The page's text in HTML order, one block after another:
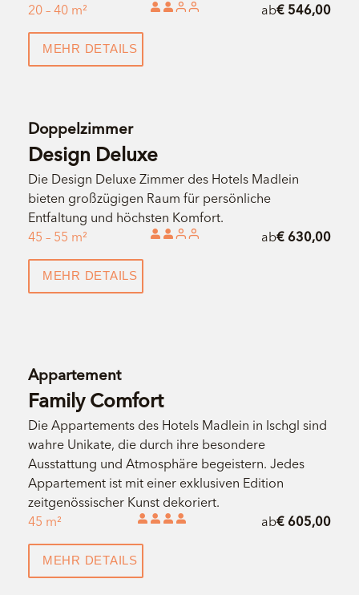
20 – 40 m²
ab€ 546,00
MEHR DETAILS
Doppelzimmer
Design Deluxe
Die Design Deluxe Zimmer des Hotels Madlein
bieten großzügigen Raum für persönliche
Entfaltung und höchsten Komfort.
45 – 55 m²
ab€ 630,00
MEHR DETAILS
Appartement
Family Comfort
Die Appartements des Hotels Madlein in Ischgl sind
wahre Unikate, die durch ihre besondere
Ausstattung und Atmosphäre begeistern. Jedes
Appartement ist mit einer exklusiven Edition
zeitgenössischer Kunst dekoriert.
45 m²
ab€ 605,00
MEHR DETAILS